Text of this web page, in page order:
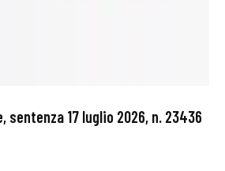
sentenza 17 luglio 2026, n. 23436